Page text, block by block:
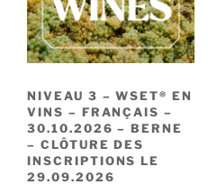
NIVEAU 3 – WSET® EN
VINS – FRANÇAIS –
30.10.2026 – BERNE
– CLÔTURE DES
INSCRIPTIONS LE
29.09.2026